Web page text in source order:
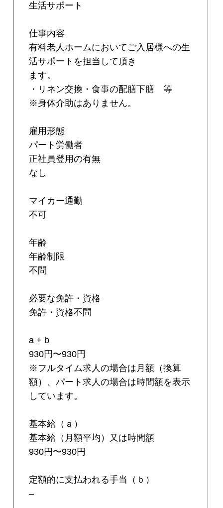
生活サポート
仕事内容
有料老人ホームにおいてご入居様への生
活サポートを担当して頂き
ます。
・リネン交換・食事の配膳下膳 等
※身体介助はありません。
雇用形態
パート労働者
正社員登用の有無
なし
マイカー通勤
不可
年齢
年齢制限
不問
必要な免許・資格
免許・資格不問
a + b
930円〜930円
※フルタイム求人の場合は月額（換算
額）、パート求人の場合は時間額を表示
しています。
基本給（ａ）
基本給（月額平均）又は時間額
930円〜930円
定額的に支払われる手当（ｂ）
–